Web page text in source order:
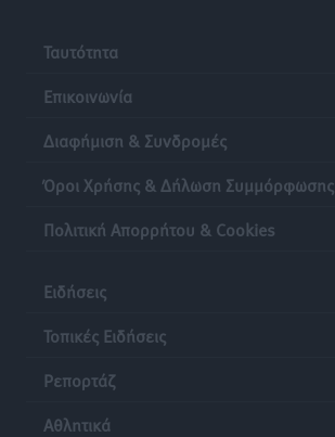
Ταυτότητα
Επικοινωνία
Διαφήμιση & Συνδρομές
Όροι Χρήσης & Δήλωση Συμμόρφωσης
Πολιτική Απορρήτου & Cookies
Ειδήσεις
Τοπικές Ειδήσεις
Ρεπορτάζ
Αθλητικά